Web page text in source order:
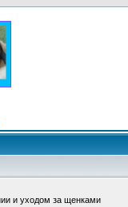
и уходом за щенками